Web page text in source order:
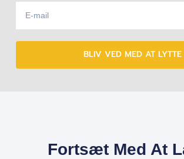
BLIV VED MED AT LYTTE
Fortsæt Med At